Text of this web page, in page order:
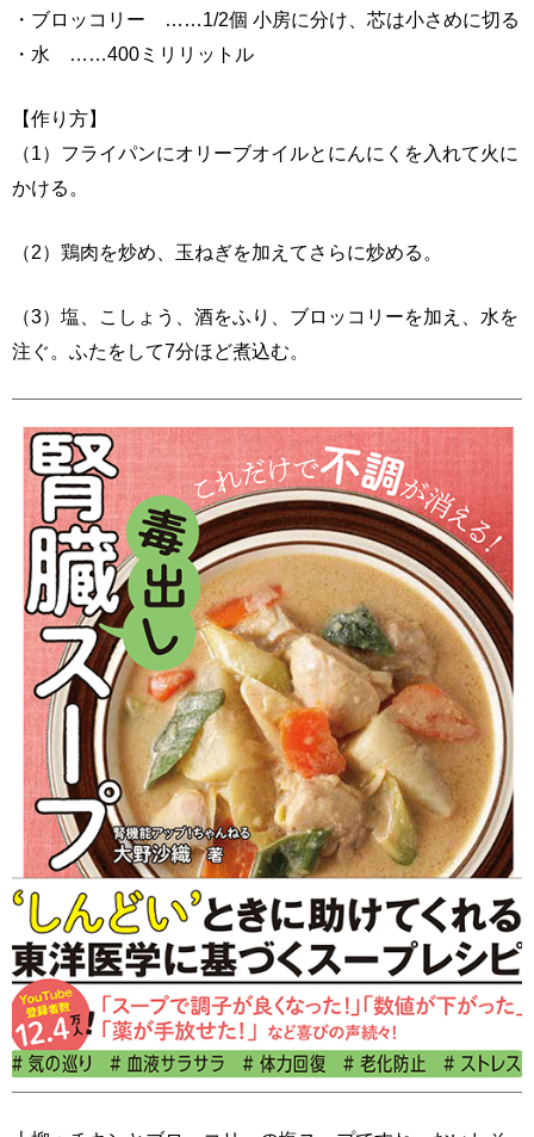
・ブロッコリー ……1/2個 小房に分け、芯は小さめに切る
・水 ……400ミリリットル
【作り方】
（1）フライパンにオリーブオイルとにんにくを入れて火に
かける。
（2）鶏肉を炒め、玉ねぎを加えてさらに炒める。
（3）塩、こしょう、酒をふり、ブロッコリーを加え、水を
注ぐ。ふたをして7分ほど煮込む。